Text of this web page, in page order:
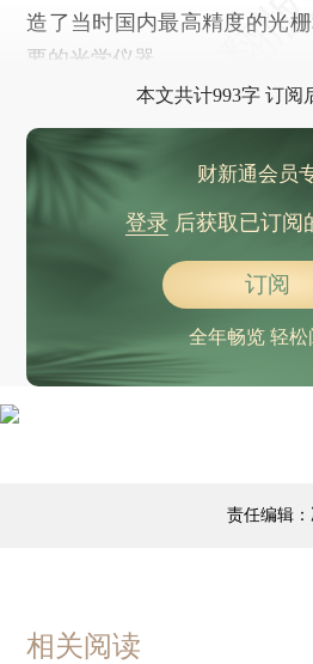
造了当时国内最高精度的光
要的光学仪器。
本文共计993字 订阅
财新通会员
登录后获取已订阅
订阅
全年畅览 轻松
责任编辑
相关阅读